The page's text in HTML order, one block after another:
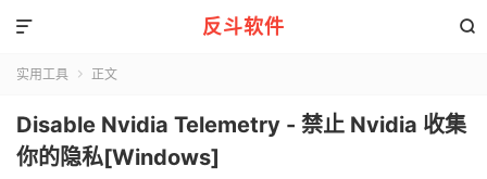
反斗软件 

实用工具  正文
Disable Nvidia Telemetry - 禁止 Nvidia 收集
你的隐私[Windows]